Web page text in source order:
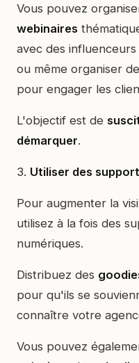
Vous pouvez
webinaires
avec des
ou même organiser
pour engager les
L'objectif est de
démarquer.
3. Utiliser des
Pour augmenter la
utilisez à la fois des
numériques.
Distribuez des
pour qu'ils se
connaître votre
Vous pouvez